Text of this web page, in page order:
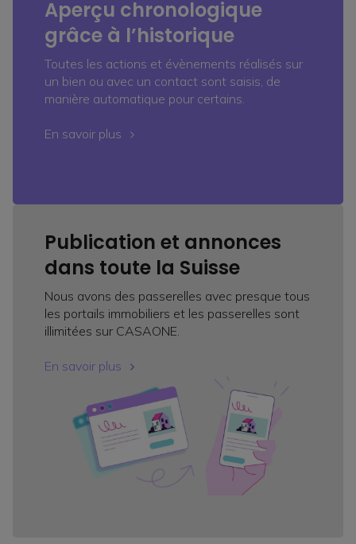
Aperçu chronologique
grâce à l’historique
Toutes les actions et évènements réalisés sur
un bien ou avec un contact sont saisis, de
manière automatique pour certains.
En savoir plus
Publication et annonces
dans toute la Suisse
Nous avons des passerelles avec presque tous
les portails immobiliers et les passerelles sont
illimitées sur CASAONE.
En savoir plus